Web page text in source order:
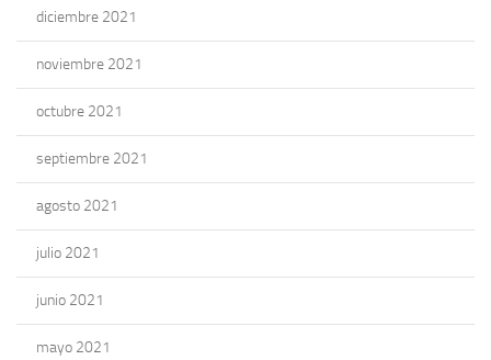
diciembre 2021
noviembre 2021
octubre 2021
septiembre 2021
agosto 2021
julio 2021
junio 2021
mayo 2021